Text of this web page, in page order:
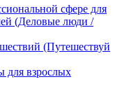
сфере для
(Деловые люди /
(Путешествуй
для взрослых